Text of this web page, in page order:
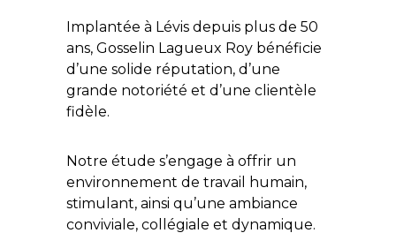
Implantée à Lévis depuis plus de 50
ans, Gosselin Lagueux Roy bénéficie
d’une solide réputation, d’une
grande notoriété et d’une clientèle
fidèle.
Notre étude s’engage à offrir un
environnement de travail humain,
stimulant, ainsi qu’une ambiance
conviviale, collégiale et dynamique.